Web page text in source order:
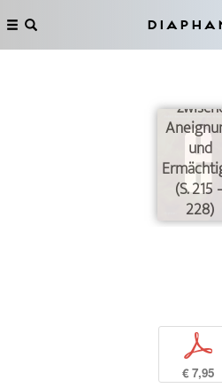
–
und
(S. 215
228)
p
€ 7,95